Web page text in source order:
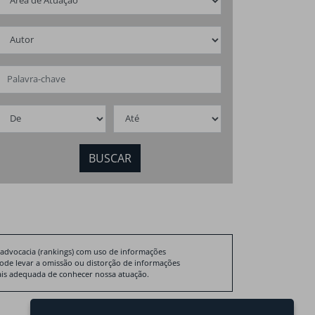
básico
(rankings) com uso de informações
levar a omissão ou distorção de informações
adequada de conhecer nossa atuação.